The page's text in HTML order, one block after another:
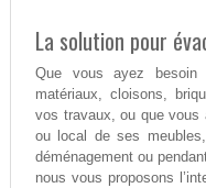
La solution pour
Que vous ayez besoin
matériaux, cloisons,
vos travaux, ou que vous
ou local de ses
déménagement ou
nous vous proposons